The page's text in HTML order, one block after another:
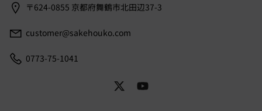
〒624-0855 京都府舞鶴市北田辺37-3
customer@sakehouko.com
0773-75-1041